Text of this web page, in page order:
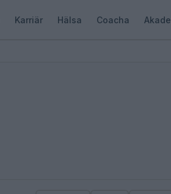
Karriär Hälsa Coacha